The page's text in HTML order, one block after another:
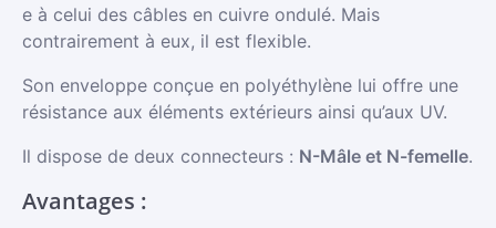
e à celui des câbles en cuivre ondulé. Mais
contrairement à eux, il est flexible.
Son enveloppe conçue en polyéthylène lui offre une
résistance aux éléments extérieurs ainsi qu’aux UV.
Il dispose de deux connecteurs : N-Mâle et N-femelle.
Avantages :